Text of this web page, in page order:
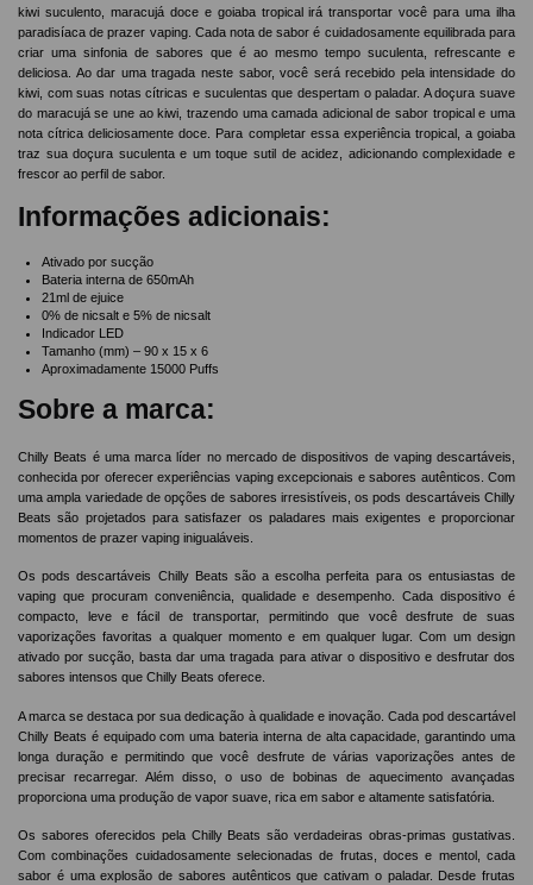
kiwi suculento, maracujá doce e goiaba tropical irá transportar você para uma ilha
paradisíaca de prazer vaping. Cada nota de sabor é cuidadosamente equilibrada para
criar uma sinfonia de sabores que é ao mesmo tempo suculenta, refrescante e
deliciosa. Ao dar uma tragada neste sabor, você será recebido pela intensidade do
kiwi, com suas notas cítricas e suculentas que despertam o paladar. A doçura suave
do maracujá se une ao kiwi, trazendo uma camada adicional de sabor tropical e uma
nota cítrica deliciosamente doce. Para completar essa experiência tropical, a goiaba
traz sua doçura suculenta e um toque sutil de acidez, adicionando complexidade e
frescor ao perfil de sabor.
Informações adicionais:
Ativado por sucção
Bateria interna de 650mAh
21ml de ejuice
0% de nicsalt e 5% de nicsalt
Indicador LED
Tamanho (mm) – 90 x 15 x 6
Aproximadamente 15000 Puffs
Sobre a marca:
Chilly Beats é uma marca líder no mercado de dispositivos de vaping descartáveis,
conhecida por oferecer experiências vaping excepcionais e sabores autênticos. Com
uma ampla variedade de opções de sabores irresistíveis, os pods descartáveis Chilly
Beats são projetados para satisfazer os paladares mais exigentes e proporcionar
momentos de prazer vaping inigualáveis.
Os pods descartáveis Chilly Beats são a escolha perfeita para os entusiastas de
vaping que procuram conveniência, qualidade e desempenho. Cada dispositivo é
compacto, leve e fácil de transportar, permitindo que você desfrute de suas
vaporizações favoritas a qualquer momento e em qualquer lugar. Com um design
ativado por sucção, basta dar uma tragada para ativar o dispositivo e desfrutar dos
sabores intensos que Chilly Beats oferece.
A marca se destaca por sua dedicação à qualidade e inovação. Cada pod descartável
Chilly Beats é equipado com uma bateria interna de alta capacidade, garantindo uma
longa duração e permitindo que você desfrute de várias vaporizações antes de
precisar recarregar. Além disso, o uso de bobinas de aquecimento avançadas
proporciona uma produção de vapor suave, rica em sabor e altamente satisfatória.
Os sabores oferecidos pela Chilly Beats são verdadeiras obras-primas gustativas.
Com combinações cuidadosamente selecionadas de frutas, doces e mentol, cada
sabor é uma explosão de sabores autênticos que cativam o paladar. Desde frutas